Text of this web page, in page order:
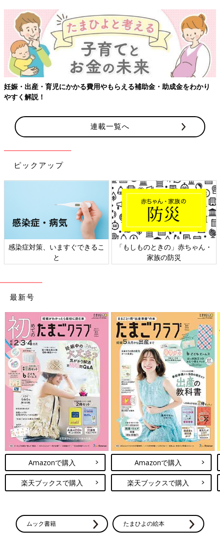
【ワクチン接種できるものも】妊婦の感染症対策、知っておいて！
連載一覧へ
ピックアップ
」赤ちゃん・
日本外来小児科学会リーフレッ
六星占術 細木か
最新号
Amazonで購入
楽天ブックスで購入
Amazonで購入
楽天ブックスで購入
ムック書籍 たまひよの絵本